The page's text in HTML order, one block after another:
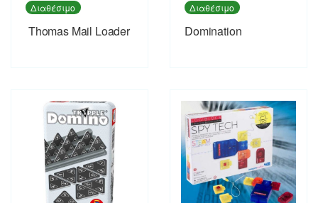
Διαθέσιμο
Thomas Mail Loader
Διαθέσιμο
Domination